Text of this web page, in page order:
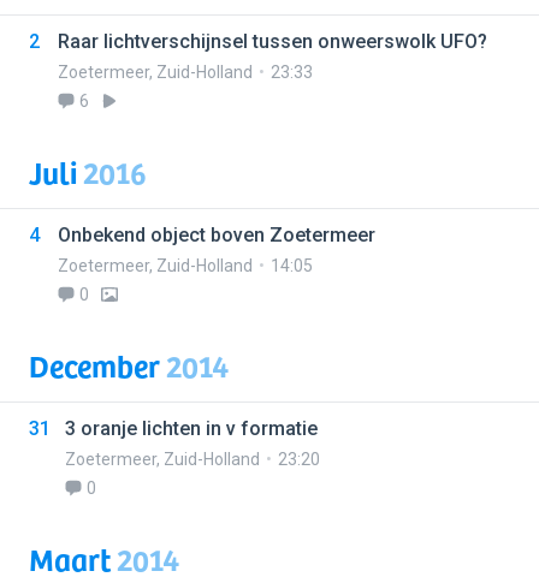
2 Raar lichtverschijnsel tussen onweerswolk UFO?
Zoetermeer, Zuid-Holland
23:33
6
Juli2016
4 Onbekend object boven Zoetermeer
Zoetermeer, Zuid-Holland
14:05
0
December2014
31 3 oranje lichten in v formatie
Zoetermeer, Zuid-Holland
23:20
0
Maart2014